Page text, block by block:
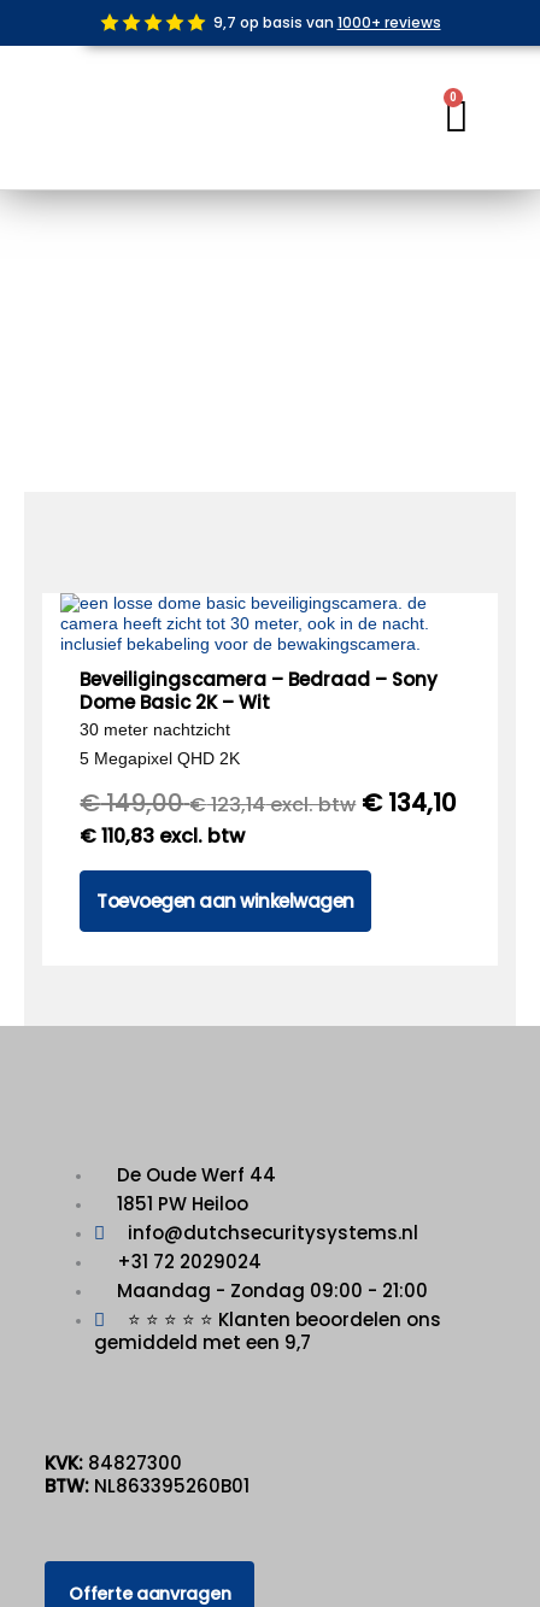
de
9,7 op basis van 1000+ reviews
0
Beveiligingscamera – Bedraad – Sony
Dome Basic 2K – Wit
30 meter nachtzicht
5 Megapixel QHD 2K
€149,00 €123,14excl. btw €134,10
€110,83 excl. btw
Toevoegen aan winkelwagen
De Oude Werf 44
1851 PW Heiloo
info@dutchsecuritysystems.nl
+31 72 2029024
Maandag - Zondag 09:00 - 21:00
⭐ ⭐ ⭐ ⭐ ⭐ Klanten beoordelen ons
gemiddeld met een 9,7
KVK: 84827300
BTW: NL863395260B01
Offerte aanvragen